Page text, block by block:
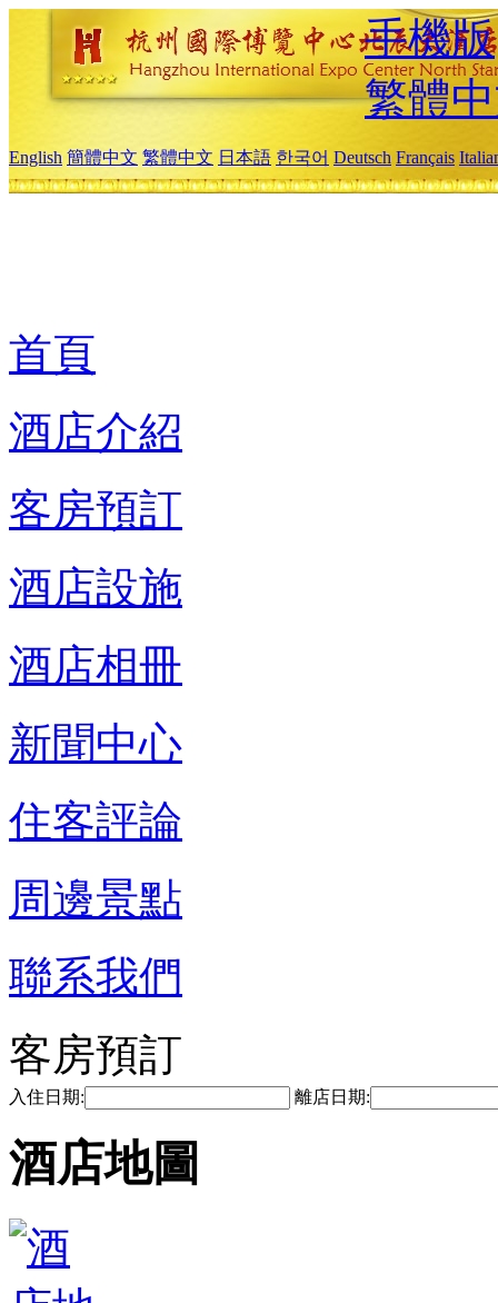
手機版
繁體
English 簡體中文 繁體中文 日本語 한국어 Deutsch Français
首頁
酒店介紹
客房預訂
酒店設施
酒店相冊
新聞中心
住客評論
周邊景點
聯系我們
客房預訂
入住日期: 離店日期:
酒店地圖